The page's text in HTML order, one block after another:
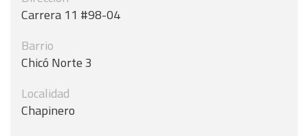
Carrera 11 #98-04
Barrio
Chicó Norte 3
Localidad
Chapinero